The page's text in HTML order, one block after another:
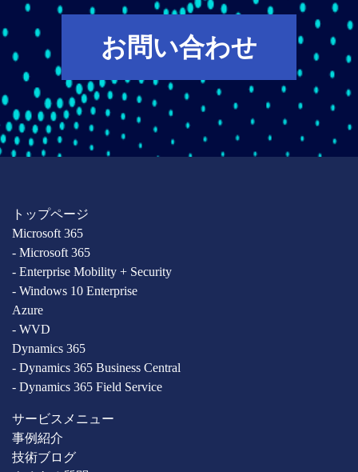
お問い合わせ
トップページ
Microsoft 365
- Microsoft 365
- Enterprise Mobility + Security
- Windows 10 Enterprise
Azure
- WVD
Dynamics 365
- Dynamics 365 Business Central
- Dynamics 365 Field Service
サービスメニュー
事例紹介
技術ブログ